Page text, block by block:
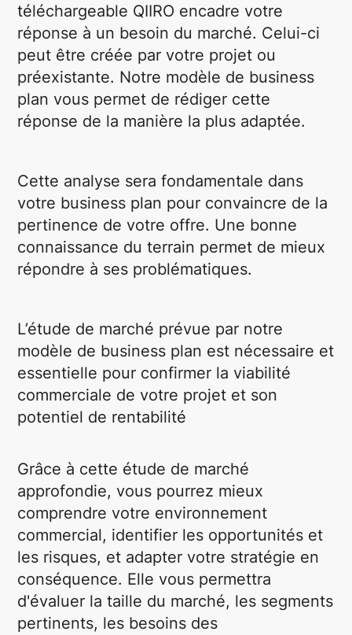
téléchargeable QIIRO encadre votre
réponse à un besoin du marché. Celui-ci
peut être créée par votre projet ou
préexistante. Notre modèle de business
plan vous permet de rédiger cette
réponse de la manière la plus adaptée.
Cette analyse sera fondamentale dans
votre business plan pour convaincre de la
pertinence de votre offre. Une bonne
connaissance du terrain permet de mieux
répondre à ses problématiques.
L’étude de marché prévue par notre
modèle de business plan est nécessaire et
essentielle pour confirmer la viabilité
commerciale de votre projet et son
potentiel de rentabilité
Grâce à cette étude de marché
approfondie, vous pourrez mieux
comprendre votre environnement
commercial, identifier les opportunités et
les risques, et adapter votre stratégie en
conséquence. Elle vous permettra
d'évaluer la taille du marché, les segments
pertinents, les besoins des